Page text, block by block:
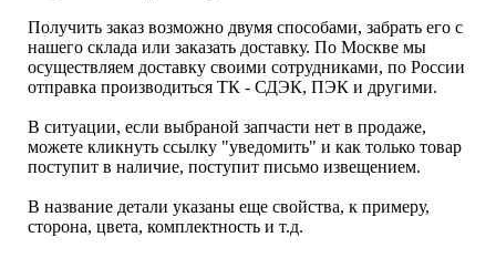
Получить заказ возможно двумя способами, забрать его с
нашего склада или заказать доставку. По Москве мы
осуществляем доставку своими сотрудниками, по России
отправка производиться ТК - СДЭК, ПЭК и другими.
В ситуации, если выбраной запчасти нет в продаже,
можете кликнуть ссылку "уведомить" и как только товар
поступит в наличие, поступит письмо извещением.
В название детали указаны еще свойства, к примеру,
сторона, цвета, комплектность и т.д.